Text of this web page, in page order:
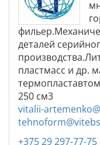
деталей
пластмасс и др.
250 см3
vitalii-
+375 29 297-77-75